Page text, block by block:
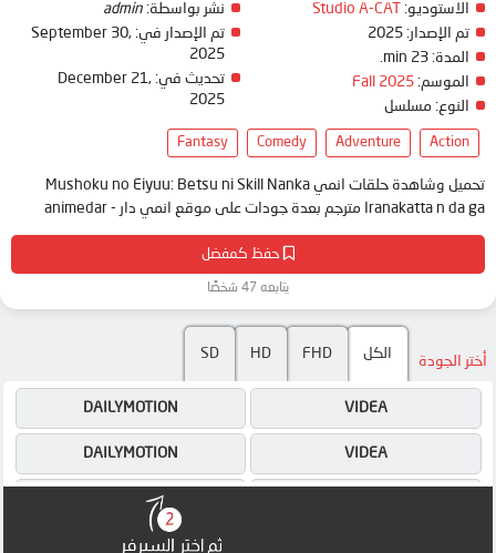
حفظ كمفضل
يتابعه 47 شخصًا
الاستوديو:
Studio A-CAT
تم الإصدار:
المدة:
الموسم: Fall 2025
النوع: مسلسل
نشر بواسطة: admin
تم الإصدار في: September 30,
2025
تحديث في: December 21,
2025
Action
Adventure
Comedy
Fantasy
تحميل وشاهدة حلقات انمي Mushoku no Eiyuu: Betsu ni Skill Nanka
Iranakatta n da ga مترجم بعدة جودات على موقع انمي دار - animedar
أختر الجودة الكل FHD
HD
SD
VIDEA
DAILYMOTION
OK
VIDEA
DAILYMOTION
4SHARED